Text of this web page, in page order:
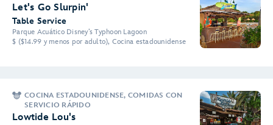
Let's Go Slurpin'
Table Service
Parque Acuático Disney’s Typhoon Lagoon
$ ($14.99 y menos por adulto), Cocina estadounidense
COCINA ESTADOUNIDENSE, COMIDAS CON
SERVICIO RÁPIDO
Lowtide Lou's